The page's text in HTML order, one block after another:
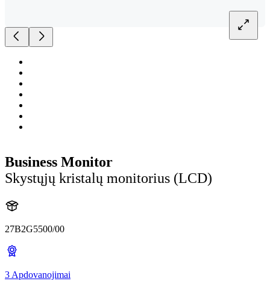
Business Monitor
Skystųjų kristalų monitorius (LCD)
27B2G5500/00
3 Apdovanojimai